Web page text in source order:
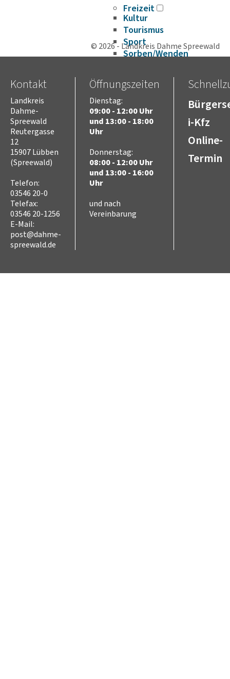
Freizeit
Kultur
Tourismus
Sport
Sorben/Wenden
Selbst­hilfe
Brand- und Kata­s­tro­­phen­­
Brand­schutz
Brand­schutz­dienst­stelle
Zivil- und Kata­s­tro­­phen­­
schutz
© 2026 - Landkreis Dahme Spreewald
Kontakt
Landkreis
Dahme-
Spreewald
Reutergasse
12
15907 Lübben
(Spreewald)
Telefon:
03546 20-0
Telefax:
03546 20-1256
E-Mail:
post@dahme-
spreewald.de
Öffnungszeiten
Dienstag:
09:00 - 12:00 Uhr
und 13:00 - 18:00
Uhr
Donnerstag:
08:00 - 12:00 Uhr
und 13:00 - 16:00
Uhr
und nach
Vereinbarung
i-Kfz
Online-
Termin